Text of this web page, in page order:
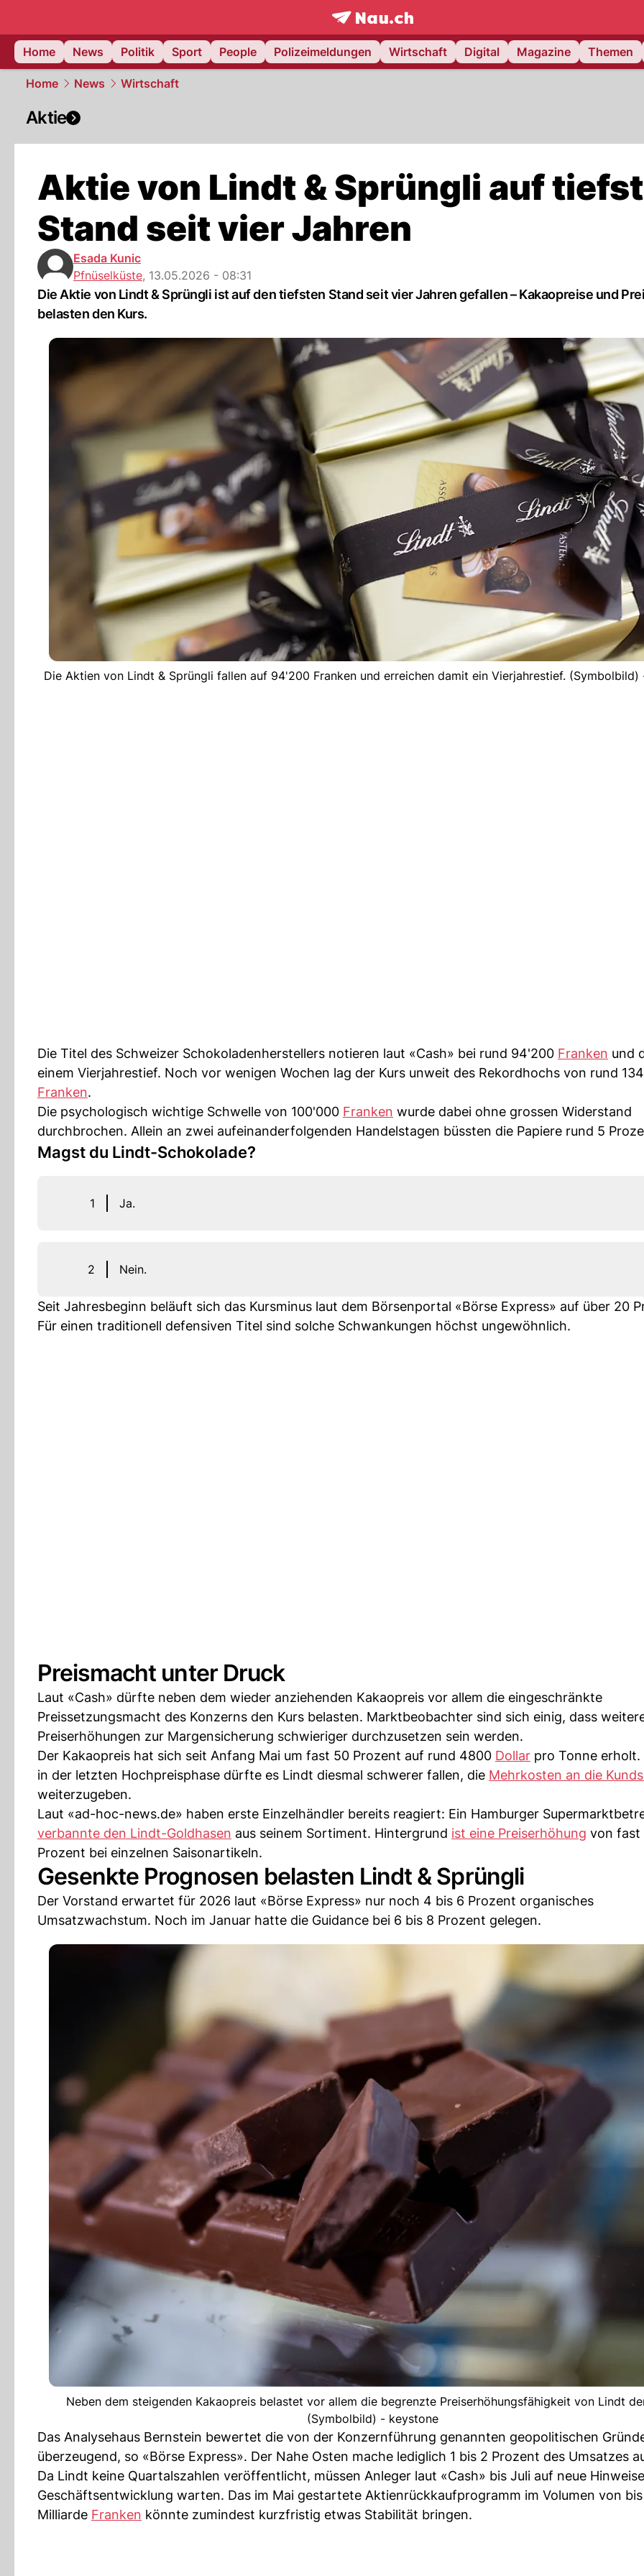
frontpage.NAU.ch
Home
News Politik Sport People Polizeimeldungen Wirtschaft Digital Magazine Themen
Home News Wirtschaft
Aktie
Aktie von Lindt & Sprüngli auf
Stand seit vier Jahren
Esada Kunic
Pfnüselküste, 13.05.2026 - 08:31
Die Aktie von Lindt & Sprüngli ist auf den tiefsten Stand seit vier Jahren gefallen – Kakaopreise und
belasten den Kurs.
Die Aktien von Lindt & Sprüngli fallen auf 94'200 Franken und erreichen damit ein Vierjahrestief.
Die Titel des Schweizer Schokoladenherstellers notieren laut «Cash» bei rund 94'200 Franken und
einem Vierjahrestief. Noch vor wenigen Wochen lag der Kurs unweit des Rekordhochs von rund
Franken.
Die psychologisch wichtige Schwelle von 100'000 Franken wurde dabei ohne grossen Widerstand
durchbrochen. Allein an zwei aufeinanderfolgenden Handelstagen büssten die Papiere rund 5
Magst du Lindt-Schokolade?
1 Ja.
2 Nein.
Seit Jahresbeginn beläuft sich das Kursminus laut dem Börsenportal «Börse Express» auf über 20
Für einen traditionell defensiven Titel sind solche Schwankungen höchst ungewöhnlich.
Preismacht unter Druck
Laut «Cash» dürfte neben dem wieder anziehenden Kakaopreis vor allem die eingeschränkte
Preissetzungsmacht des Konzerns den Kurs belasten. Marktbeobachter sind sich einig, dass
Preiserhöhungen zur Margensicherung schwieriger durchzusetzen sein werden.
Der Kakaopreis hat sich seit Anfang Mai um fast 50 Prozent auf rund 4800 Dollar pro Tonne erholt.
in der letzten Hochpreisphase dürfte es Lindt diesmal schwerer fallen, die Mehrkosten an die
weiterzugeben.
Laut «ad-hoc-news.de» haben erste Einzelhändler bereits reagiert: Ein Hamburger
verbannte den Lindt-Goldhasen aus seinem Sortiment. Hintergrund ist eine Preiserhöhung von fast
Prozent bei einzelnen Saisonartikeln.
Gesenkte Prognosen belasten Lindt & Sprüngli
Der Vorstand erwartet für 2026 laut «Börse Express» nur noch 4 bis 6 Prozent organisches
Umsatzwachstum. Noch im Januar hatte die Guidance bei 6 bis 8 Prozent gelegen.
Neben dem steigenden Kakaopreis belastet vor allem die begrenzte Preiserhöhungsfähigkeit von Lindt
(Symbolbild) - keystone
Das Analysehaus Bernstein bewertet die von der Konzernführung genannten geopolitischen
überzeugend, so «Börse Express». Der Nahe Osten mache lediglich 1 bis 2 Prozent des Umsatzes
Da Lindt keine Quartalszahlen veröffentlicht, müssen Anleger laut «Cash» bis Juli auf neue
Geschäftsentwicklung warten. Das im Mai gestartete Aktienrückkaufprogramm im Volumen von bis
Milliarde Franken könnte zumindest kurzfristig etwas Stabilität bringen.